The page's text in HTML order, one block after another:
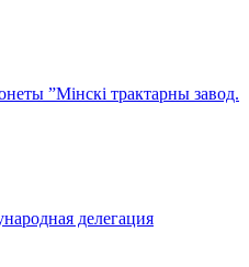
”Мінскі трактарны завод.
делегация